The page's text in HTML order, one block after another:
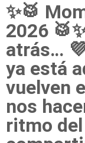
✨🥁
2026
atrás…
ya está
vuelven
nos
ritmo